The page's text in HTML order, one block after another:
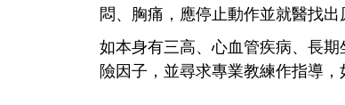
悶、胸痛，應停止動作並就醫找出
如本身有三高、心血管疾病、長
險因子，並尋求專業教練作指導，